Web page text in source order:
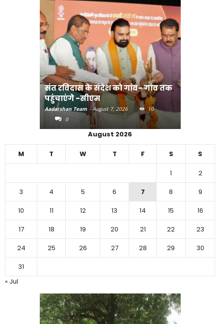
संत रविदास के संदेश को गांव- गांव तक
पहुंचाएंगे -सीएम
Aadarshan Team - August 7, 2026
10
0
August 2026
M T W T F S S
1
2
3
4 5 6 7 8
9
10
11 12 13 14 15
16
17
18 19 20 21 22
23
24
25 26 27 28 29
30
31
« Jul